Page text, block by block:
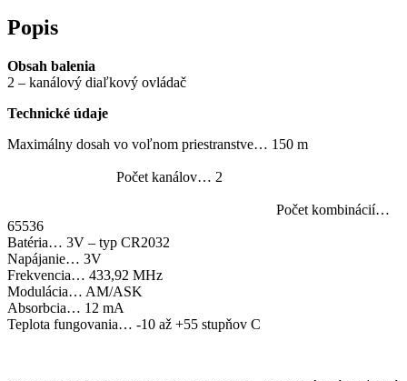
ovládač
Popis
Obsah balenia
2 – kanálový diaľkový ovládač
Technické údaje
Maximálny dosah vo voľnom priestranstve… 150 m
Počet kanálov… 2
Počet kombinácií…
65536
Batéria… 3V – typ CR2032
Napájanie… 3V
Frekvencia… 433,92 MHz
Modulácia… AM/ASK
Absorbcia… 12 mA
Teplota fungovania… -10 až +55 stupňov C